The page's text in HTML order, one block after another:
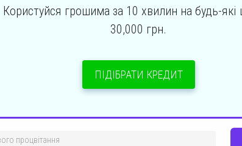
Користуйся грошима за 10 хвилин на будь-які
30,000 грн.
ПІДІБРАТИ КРЕДИТ
процвітання